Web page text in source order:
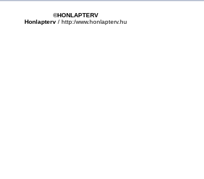
©HONLAPTERV
Honlapterv / http:/www.honlapterv.hu